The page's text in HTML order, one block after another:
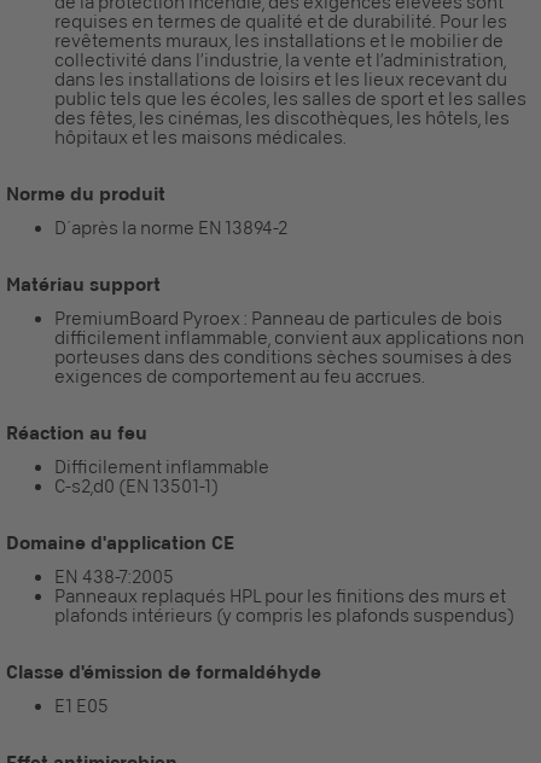
requises en termes de qualité et de durabilité. Pour les
revêtements muraux, les installations et le mobilier de
collectivité dans l’industrie, la vente et l’administration,
dans les installations de loisirs et les lieux recevant du
public tels que les écoles, les salles de sport et les salles
des fêtes, les cinémas, les discothèques, les hôtels, les
hôpitaux et les maisons médicales.
Norme du produit
D´après la norme EN 13894-2
Matériau support
PremiumBoard Pyroex : Panneau de particules de bois
difficilement inflammable, convient aux applications non
porteuses dans des conditions sèches soumises à des
exigences de comportement au feu accrues.
Réaction au feu
Difficilement inflammable
C-s2,d0 (EN 13501-1)
Domaine d'application CE
EN 438-7:2005
Panneaux replaqués HPL pour les finitions des murs et
plafonds intérieurs (y compris les plafonds suspendus)
Classe d'émission de formaldéhyde
E1 E05